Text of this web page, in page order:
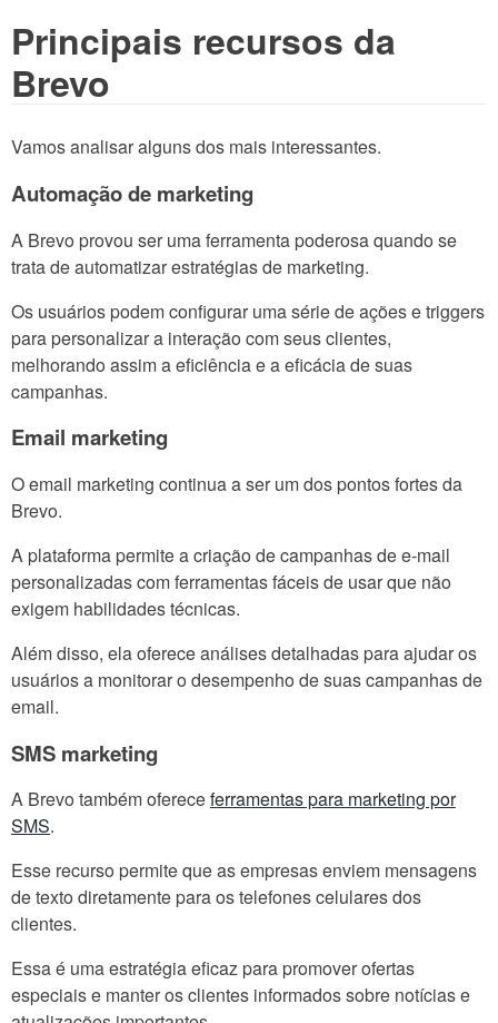
Principais recursos da
Brevo
Vamos analisar alguns dos mais interessantes.
Automação de marketing
A Brevo provou ser uma ferramenta poderosa quando se
trata de automatizar estratégias de marketing.
Os usuários podem configurar uma série de ações e triggers
para personalizar a interação com seus clientes,
melhorando assim a eficiência e a eficácia de suas
campanhas.
Email marketing
O email marketing continua a ser um dos pontos fortes da
Brevo.
A plataforma permite a criação de campanhas de e-mail
personalizadas com ferramentas fáceis de usar que não
exigem habilidades técnicas.
Além disso, ela oferece análises detalhadas para ajudar os
usuários a monitorar o desempenho de suas campanhas de
email.
SMS marketing
A Brevo também ofereceferramentas para marketing por
SMS.
Esse recurso permite que as empresas enviem mensagens
de texto diretamente para os telefones celulares dos
clientes.
Essa é uma estratégia eficaz para promover ofertas
especiais e manter os clientes informados sobre notícias e